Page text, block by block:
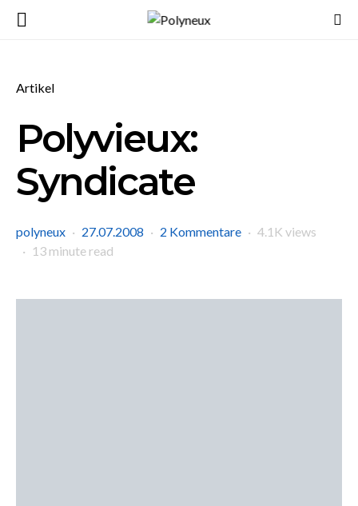
Artikel
Polyvieux:
Syndicate
polyneux 27.07.2008 2 Kommentare
4.1K views
13 minute read